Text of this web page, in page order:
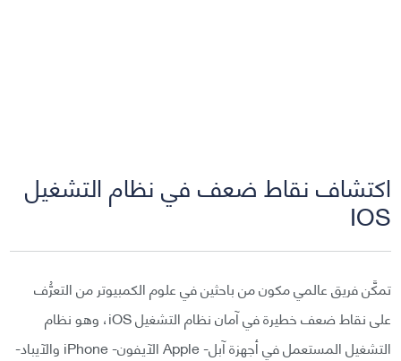
اكتشاف نقاط ضعف في نظام التشغيل
IOS
تمكَّن فريق عالمي مكون من باحثين في علوم الكمبيوتر من التعرُّف
على نقاط ضعف خطيرة في آمان نظام التشغيل iOS، وهو نظام
التشغيل المستعمل في أجهزة آبل- Apple الآيفون- iPhone والآيباد-